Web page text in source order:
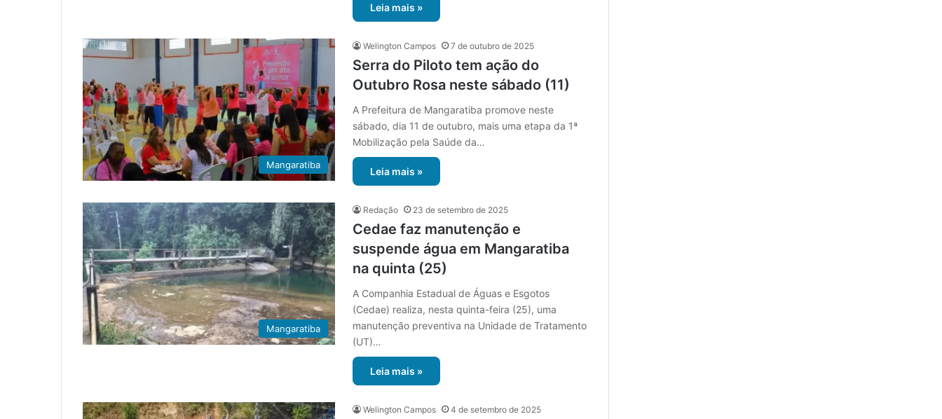
Leia mais »
Mangaratiba
Welington Campos 7 de outubro de 2025
Serra do Piloto tem ação do
Outubro Rosa neste sábado (11)
A Prefeitura de Mangaratiba promove neste
sábado, dia 11 de outubro, mais uma etapa da 1ª
Mobilização pela Saúde da…
Leia mais »
Mangaratiba
Redação 23 de setembro de 2025
Cedae faz manutenção e
suspende água em Mangaratiba
na quinta (25)
A Companhia Estadual de Águas e Esgotos
(Cedae) realiza, nesta quinta-feira (25), uma
manutenção preventiva na Unidade de Tratamento
(UT)…
Leia mais »
Welington Campos 4 de setembro de 2025